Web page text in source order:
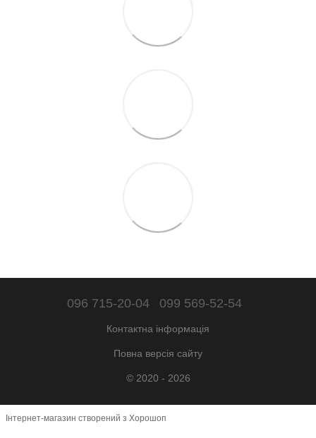
096 715-20-04 099 569-52-54
Контактна інформація
Повна версія сайту
© 2020 - 2026
Інтернет-магазин створений з Хорошоп